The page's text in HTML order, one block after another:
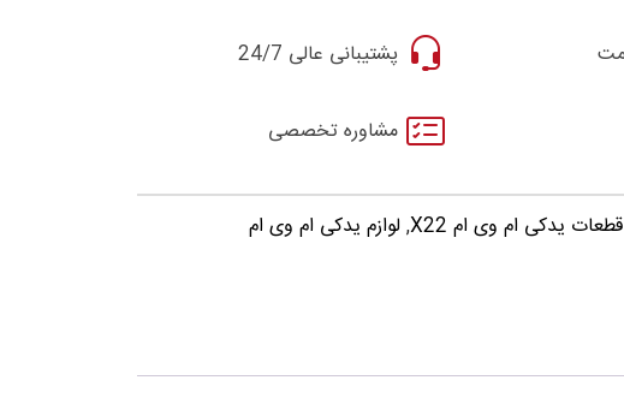
پشتیبانی عالی 24/7
مشاوره تخصصی
قطعات یدکی ام وی ام X22 ,لوازم یدکی ام وی ام